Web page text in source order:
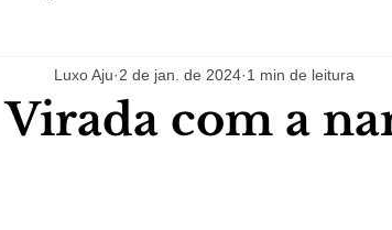
Virada com a
Luxo Aju 2 de jan. de 2024 1 min de leitura